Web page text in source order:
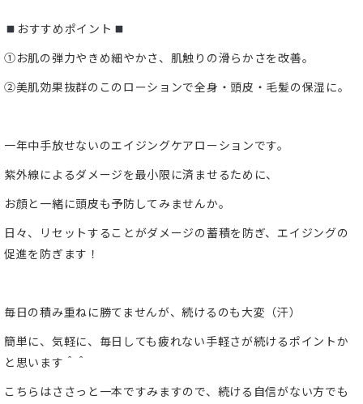
おすすめポイント
①お肌の弾力やきめ細やかさ、肌触りの滑らかさを改善。
②美肌効果抜群のこのローションで全身・頭皮・毛髪の保湿に。
一年中手放せないのエイジングケアローションです。
紫外線によるダメージを最小限に済ませるために、
お顔と一緒に頭皮も予防してみませんか。
日々、リセットすることがダメージの蓄積を防ぎ、エイジングの
促進を防ぎます！
毎日の積み重ねに勝てませんが、続けるのも大変（汗）
簡単に、気軽に、毎日しても疲れない手軽さが続けるポイントか
と思います＾＾
こちらはささっと一本ですみますので、続ける自信がない方でも